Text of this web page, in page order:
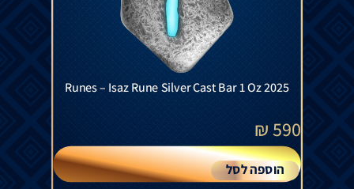
Runes – Isaz Rune Silver Cast Bar 1 Oz 2025
590
₪
הוספה לסל